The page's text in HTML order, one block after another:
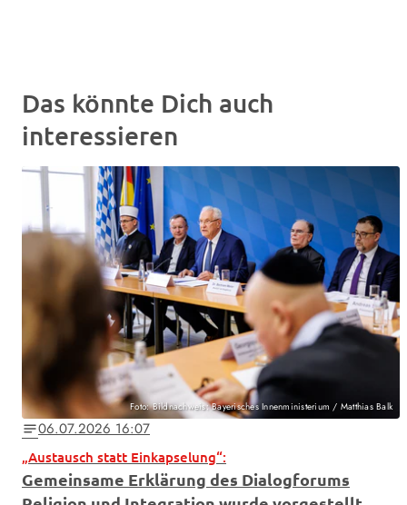
Das könnte Dich auch
interessieren
Foto: Bildnachweis: Bayerisches Innenministerium / Matthias Balk
notes06.07.2026 16:07
„Austausch statt Einkapselung“:
Gemeinsame Erklärung des Dialogforums